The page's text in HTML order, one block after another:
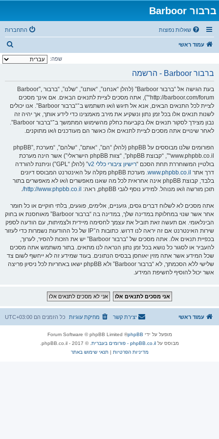
ברבור Barboor
שאלות נפוצות התחברות
עמוד ראשי
י
שפה:
ברבור Barboor - הרשמה
בעת הגישה אל “ברבור Barboor” (להלן “אנחנו”, “אותנו”, “שלנו”, “ברבור Barboor”,
“http://barboor.com/forum”), אתה מסכים לציית לתנאים הבאים. אם אינך מסכים
לציית לכל התנאים הבאים, אנא אל תיגש ו/או תשתמש ב־“ברבור Barboor”. אנו יכולים
לשנות תנאים אלו בכל זמן נתון ונשקיע את מירב מאמצינו כדי לידע אותך, אך יהיה זה
נבון מצידך לסקור תנאים אלו בקביעות כחלק מהשימוש המתמשך ב־“ברבור Barboor”.
לאחר שינויים אתה מסכים לציית לתנאים אלו כאשר הם מעודכנים ו/או מתוקנים.
הפורומים שלנו מבוססים על phpBB (להלן “הם”, “אותם”, “שלהם”, “מערכת phpBB”,
“www.phpbb.co.il”, “קבוצת phpBB”, “צוות phpBB הישראלי”) אשר הינה מערכת
בולטיין המשוחררת תחת הסכם “רישיון ציבורי כללי v2
” (להלן “GPL”) וניתנת להורדה
דרך אתר www.phpbb.co.il
. מערכת phpBB מקלה על האינטרנט המבוסס דיונים
בלבד, קבוצת phpBB אינה אחראית לכל מה שאנו מאפשרים ו/או לא מאפשרים בתור
תוכן מורשה ו/או מנוהל. למידע נוסף לגבי phpBB, ראה:
http://www.phpbb.co.il/
.
אתה מסכים לא לשלוח דברים גסים, גזעניים, אלימים, פוגעים, בלתי חוקיים או כל חומר
אחר אשר שנוי במחלוקת במדינה שלך, במדינה בה “ברבור Barboor” מאוחסנת או בחוק
הבינלאומי. אם תעשה זאת תוביל את עצמך לחסימה מיידית ולצמיתות, עם הודעה לספק
שירות האינטרנט אם זה יראה לנו דרוש. כתובות ה־IP של כל ההודעות נשמרות כדי לעזור
בכפיית תנאים אלו. אתה מסכים של “ברבור Barboor” יש את הזכות להסיר, לערוך,
להעביר או לסגור כל נושא בכל זמן נתון הנראה לנו מתאים. בתור משתמש אתה מסכים
שכל המידע אשר אתה מזין יאוחסן בבסיס הנתונים. בעוד שמידע זה לא ייחשף לשום צד
שלישי ללא הסכמתך, לא “ברבור Barboor” ולא phpBB ישאו באחריות לכל ניסיון פריצה
אשר יכול להוסיף לחשיפת המידע.
עמוד ראשי כל הזמנים הם UTC+03:00 מחיקת עוגיות יצירת קשר
מופעל על ידי phpBB
® Forum Software © phpBB Limited
מבוסס על phpBB.co.il - פורומים בעברית
. © 2017 - phpBB.co.il.
מדיניות הפרטיות |תנאי שימוש באתר